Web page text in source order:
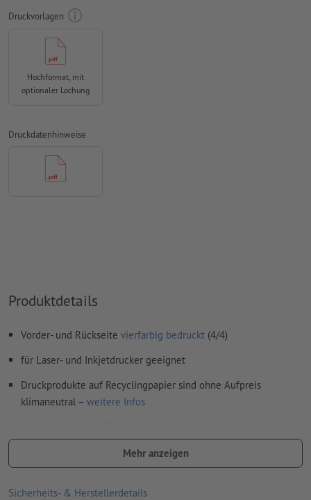
ungestrichene Papiere
Überdruckeneinstellungen
Kommentarewerden gelöscht und nicht gedruckt
Druckvorlagen
Hochformat, mit
optionaler Lochung
Druckdatenhinweise
Produktdetails
Vorder- und Rückseite vierfarbig bedruckt (4/4)
für Laser- und Inkjetdrucker geeignet
Druckprodukte auf Recyclingpapier sind ohne Aufpreis
klimaneutral – weitere Infos
Fenster links und grauem Innendruck
Hinweis:Die optionale Lochung erfolgt nach DIN-Standard (ISO
Mehr anzeigen
Sicherheits- & Herstellerdetails